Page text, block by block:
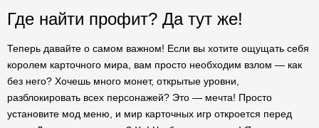
Где найти профит? Да тут же!
Теперь давайте о самом важном! Если вы хотите ощущать себя
королем карточного мира, вам просто необходим взлом — как
без него? Хочешь много монет, открытые уровни,
разблокировать всех персонажей? Это — мечта! Просто
установите мод меню, и мир карточных игр откроется перед